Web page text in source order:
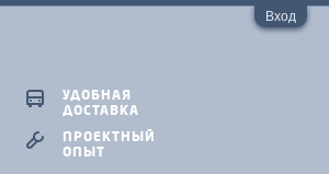
Вход
УДОБНАЯ
ДОСТАВКА
ПРОЕКТНЫЙ
ОПЫТ